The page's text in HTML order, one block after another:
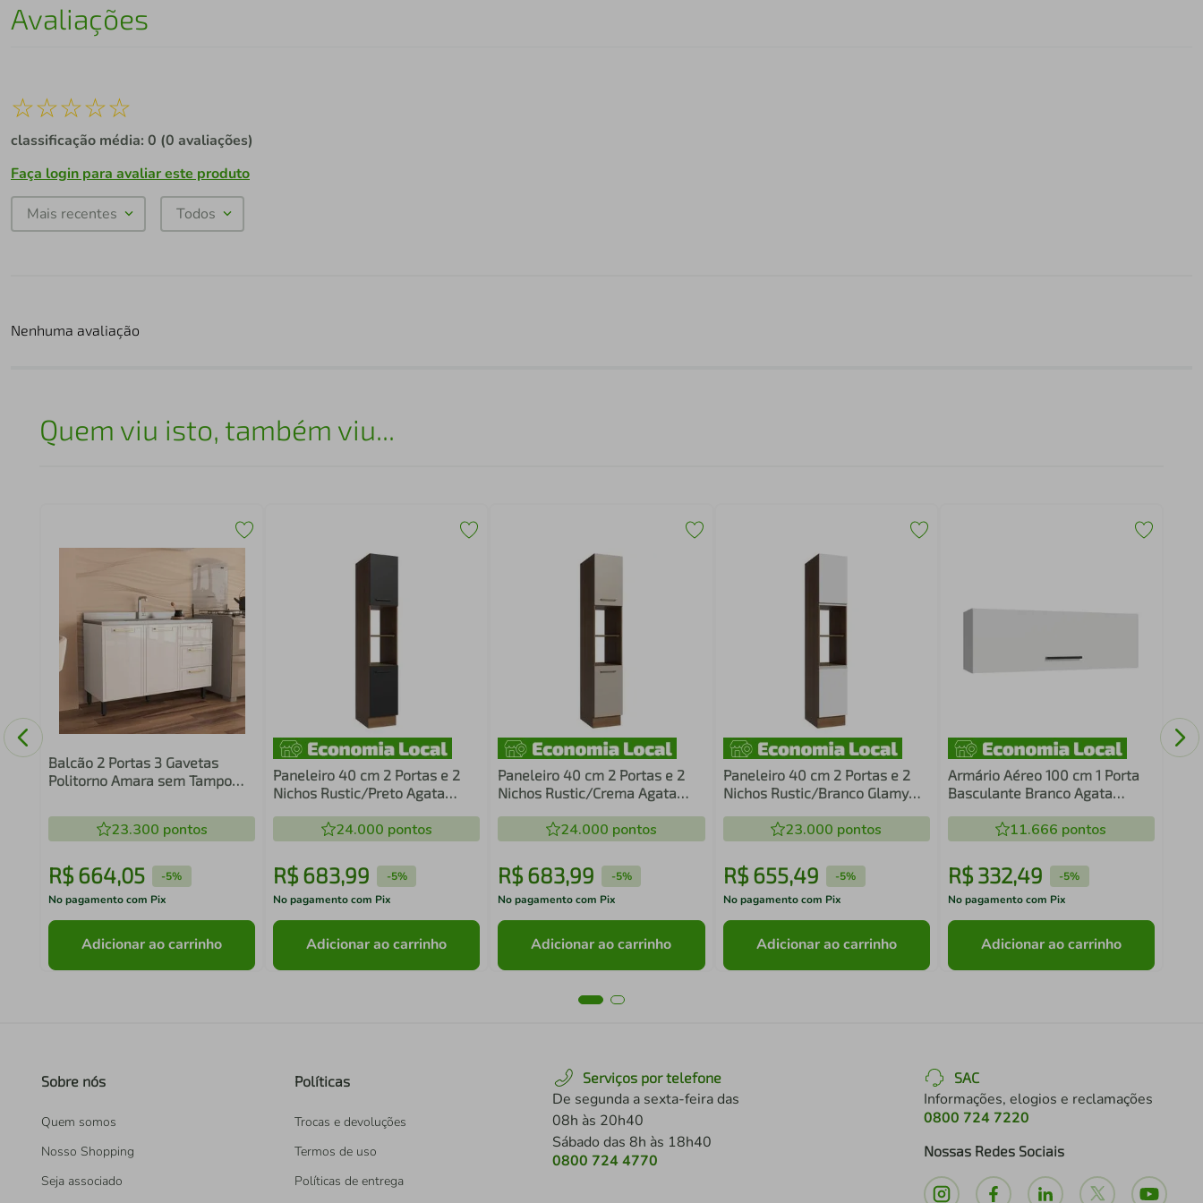
Avaliações
☆☆☆☆☆
classificação média: 0 (0 avaliações)
Faça login para avaliar este produto
Mais recentes Todos
Nenhuma avaliação
Quem viu isto, também viu...
Balcão 2 Portas 3 Gavetas
Politorno Amara sem Tampo
23.300 pontos
R$ 664,05 -5%
No pagamento com Pix
Adicionar ao carrinho
Paneleiro 40 cm 2 Portas e 2
Nichos Rustic/Preto Agata
24.000 pontos
R$ 683,99 -5%
No pagamento com Pix
Adicionar ao carrinho
Paneleiro 40 cm 2 Portas e 2
Nichos Rustic/Crema Agata
24.000 pontos
R$683,99 -5%
No pagamento com Pix
Adicionar ao carrinho
Paneleiro 40 cm 2 Portas e 2
Nichos Rustic/Branco Glamy
23.000 pontos
R$ 655,49 -5%
No pagamento com Pix
Adicionar ao carrinho
Armário Aéreo 100 cm 1 Porta
Basculante Branco Agata
11.666 pontos
R$ 332,49 -5%
No pagamento com Pix
Adicionar ao carrinho
Sobre nós
Quem somos
Nosso Shopping
Seja associado
Políticas
Trocas e devoluções
Termos de uso
Políticas de entrega
Serviços por telefone
De segunda a sexta-feira das
08h às 20h40
Sábado das 8h às 18h40
0800 724 4770
SAC
Informações, elogios e reclamações
0800 724 7220
Nossas Redes Sociais